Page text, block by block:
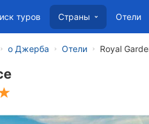
туров Страны Отели
о Джерба Отели Royal